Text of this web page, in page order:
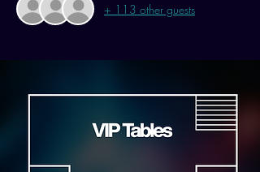
+ 113 other guests